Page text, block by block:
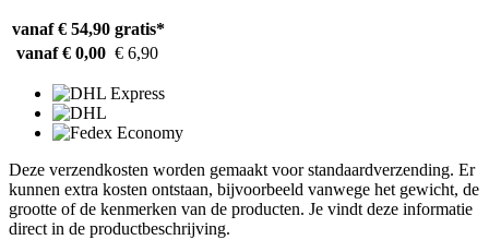
vanaf € 54,90 gratis*
vanaf € 0,00 € 6,90
Deze verzendkosten worden gemaakt voor standaardverzending. Er
kunnen extra kosten ontstaan, bijvoorbeeld vanwege het gewicht, de
grootte of de kenmerken van de producten. Je vindt deze informatie
direct in de productbeschrijving.